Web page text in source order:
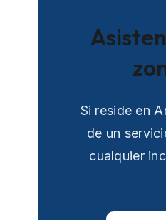
Si reside en
de un
cualquier